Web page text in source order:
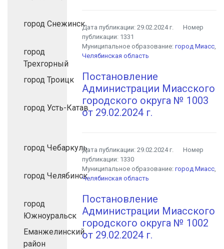
город Снежинск
город
Трехгорный
город Троицк
город Усть-Катав
город Чебаркуль
город Челябинск
город
Южноуральск
Еманжелинский
район
Дата публикации:29.02.2024 г.
Номер
публикации: 1331
Муниципальное образование:город Миасс,
Челябинская область
Постановление
Администрации Миасского
городского округа № 1003
от 29.02.2024 г.
Дата публикации:29.02.2024 г.
Номер
публикации: 1330
Муниципальное образование:город Миасс,
Челябинская область
Постановление
Администрации Миасского
городского округа № 1002
от 29.02.2024 г.